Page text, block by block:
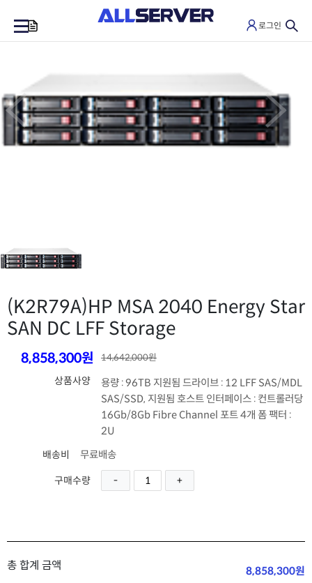
로그인
(K2R79A)HP MSA 2040 Energy Star
SAN DC LFF Storage
8,858,300원 14,642,000원
상품사양
용량 : 96TB 지원됨 드라이브 : 12 LFF SAS/MDL
SAS/SSD, 지원됨 호스트 인터페이스 : 컨트롤러당
16Gb/8Gb Fibre Channel 포트 4개 폼 팩터 :
2U
배송비
무료배송
구매수량
총 합계 금액 8,858,300원